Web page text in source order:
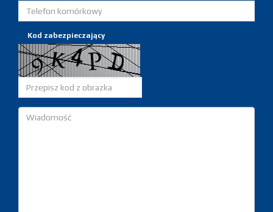
Kod zabezpieczający